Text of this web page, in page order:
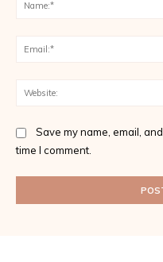
Save my name, email,
time I comment.